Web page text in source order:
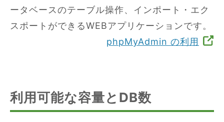
ータベースのテーブル操作、インポート・エク
スポートができるWEBアプリケーションです。
phpMyAdmin の利用
利用可能な容量とDB数